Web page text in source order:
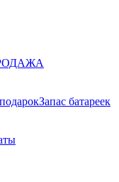
Запас батареек